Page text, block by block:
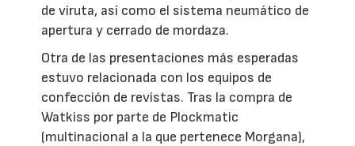
de viruta, así como el sistema neumático de
apertura y cerrado de mordaza.
Otra de las presentaciones más esperadas
estuvo relacionada con los equipos de
confección de revistas. Tras la compra de
Watkiss por parte de Plockmatic
(multinacional a la que pertenece Morgana),